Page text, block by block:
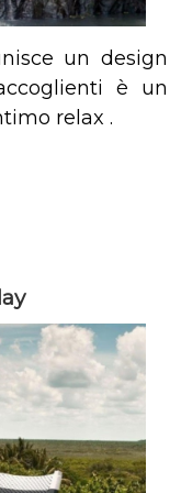
un design
è un
relax .